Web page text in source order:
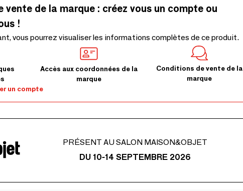
vente de la marque : créez vous un compte ou
!
vous pourrez visualiser les informations complètes de ce produit.
Accès aux coordonnées de la
marque
Conditions de vente de la
marque
un compte
PRÉSENT AU SALON MAISON&OBJET
DU 10-14 SEPTEMBRE 2026